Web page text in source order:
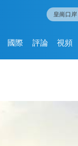
國際 評論 視頻